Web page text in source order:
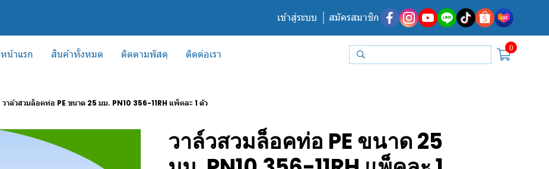
เข้าสู่ระบบ สมัครสมาชิก
หน้าแรก สินค้าทั้งหมด ติดตามพัสดุ ติดต่อเรา 0
วาล์วสวมล็อคท่อ PE ขนาด 25 มม. PN10 356-11RH แพ็คละ 1 ตัว
วาล์วสวมล็อคท่อ PE ขนาด 25